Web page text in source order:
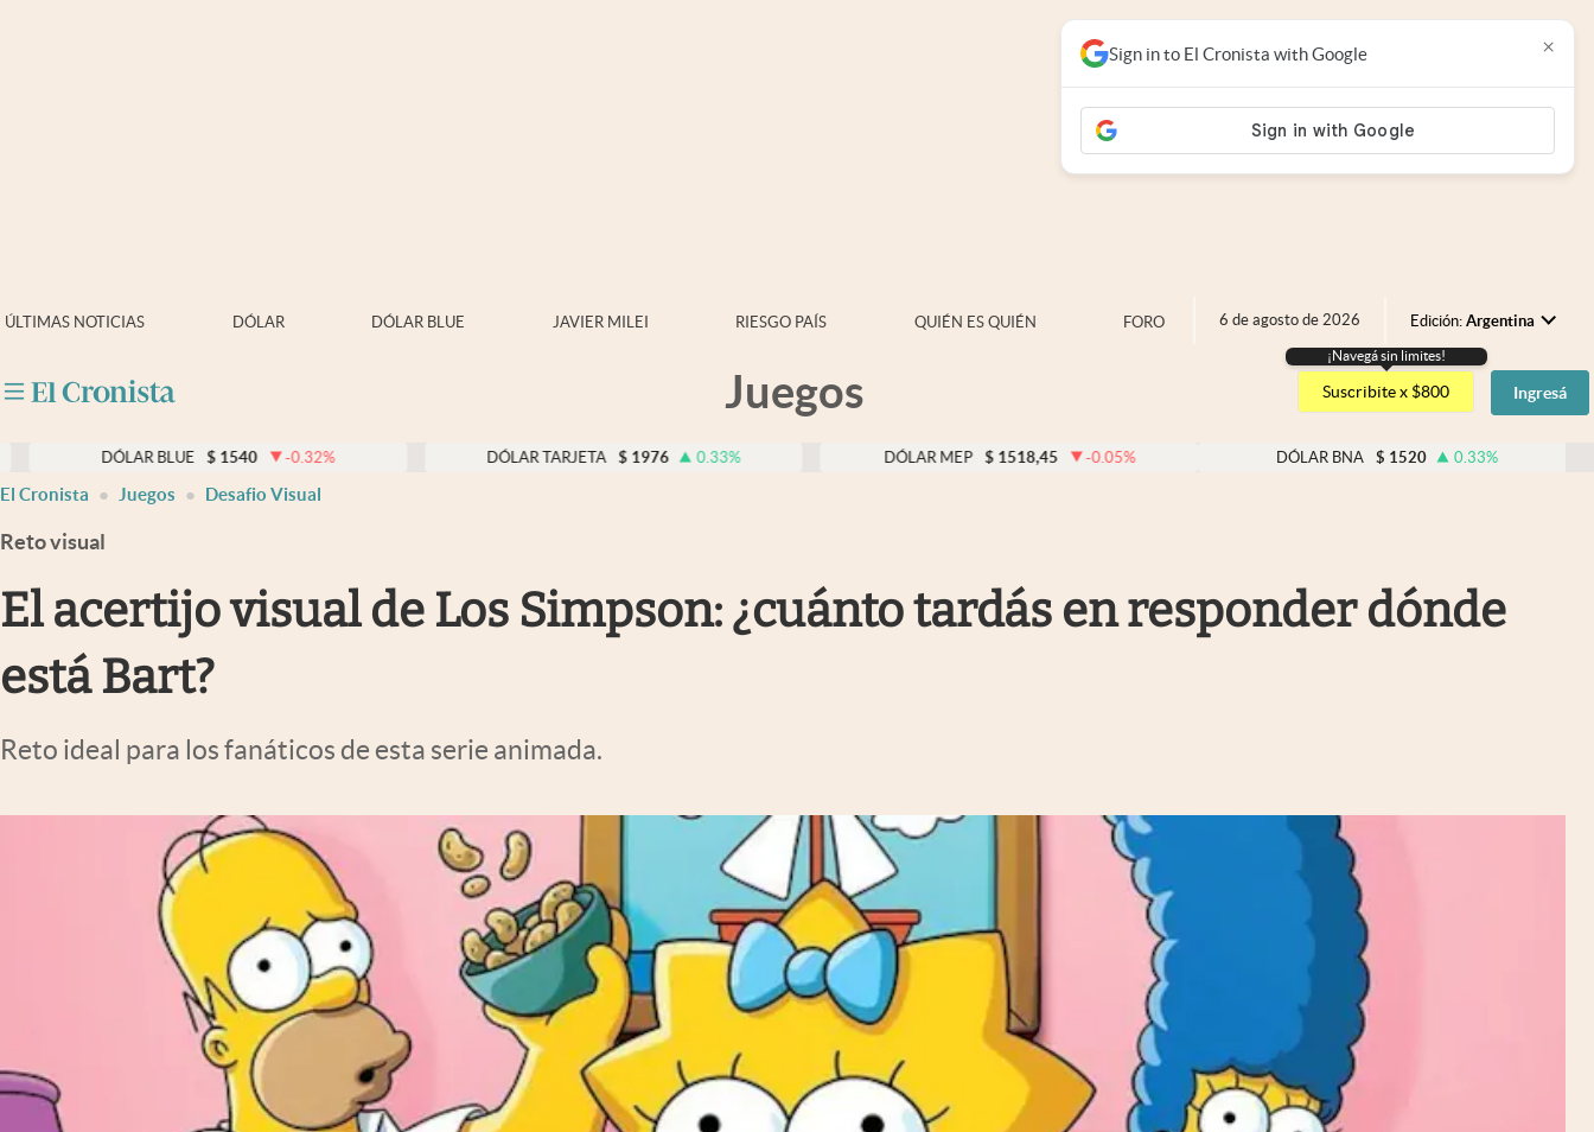
ÚLTIMAS NOTICIAS DÓLAR DÓLAR BLUE JAVIER MILEI RIESGO PAÍS QUIÉN ES QUIÉN FORO 6 de agosto de 2026 Edición: Argentina
Argentina
España
Juegos
Mercados Online
Otras secciones
Apertura
Infotechnology
Clase
Mundial 2026
El Cronista Studio
Mediakit
¡Navegá sin limites!
Suscribite x $800 Ingresá
$ 1540 -0.32 % DÓLAR TARJETA $ 1976 0.33% $ 1518,45 -0.05% $ 1520 0.33 %
Sign in to El Cronista with Google ×
El Cronista Juegos Desafio Visual
Reto visual
El acertijo visual de Los Simpson: ¿cuánto tardás en responder dónde
está Bart?
Reto ideal para los fanáticos de esta serie animada.